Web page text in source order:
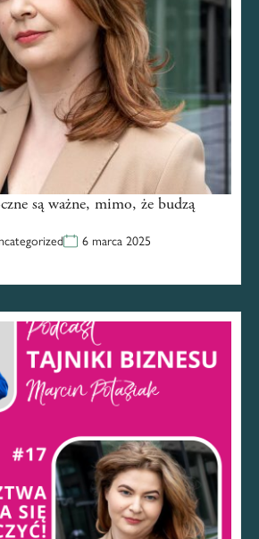
są ważne, mimo, że budzą
6 marca 2025